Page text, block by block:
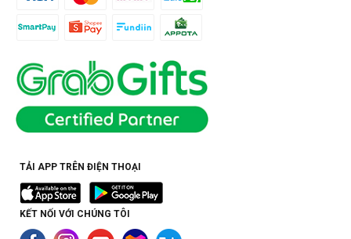
TẢI APP TRÊN ĐIỆN THOẠI
KẾT NỐI VỚI CHÚNG TÔI